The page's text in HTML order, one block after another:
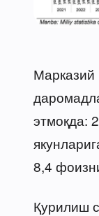
Марказий
этмоқда:
8,4
Қурилиш